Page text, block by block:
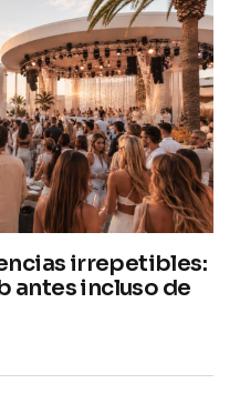
electrónico y web en
vez que
irrepetibles:
antes incluso de